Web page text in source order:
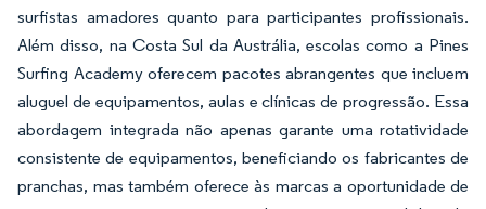
surfistas amadores quanto para participantes profissionais.
Além disso, na Costa Sul da Austrália, escolas como a Pines
Surfing Academy oferecem pacotes abrangentes que incluem
aluguel de equipamentos, aulas e clínicas de progressão. Essa
abordagem integrada não apenas garante uma rotatividade
consistente de equipamentos, beneficiando os fabricantes de
pranchas, mas também oferece às marcas a oportunidade de